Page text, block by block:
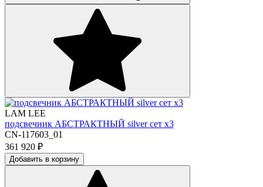
LAM LEE
подсвечник АБСТРАКТНЫЙ silver сет х3
CN-117603_01
361 920 ₽
Добавить в корзину